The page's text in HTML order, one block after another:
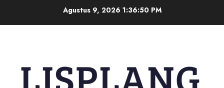
Agustus 9, 2026 1:36:50 PM